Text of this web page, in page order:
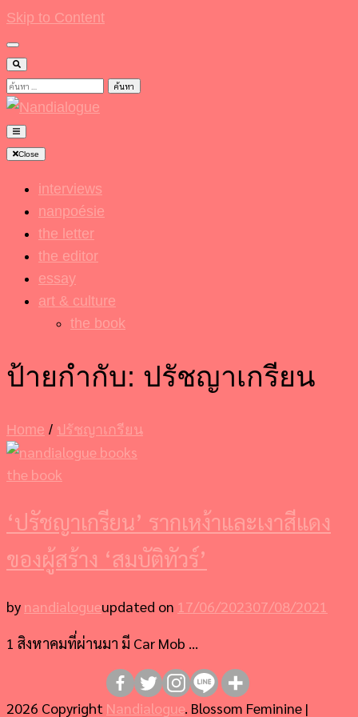
Skip to Content
ค้นหา
สำหรับ:
Nandialogue
Close
interviews
nanpoésie
the letter
the editor
essay
art & culture
the book
ป้ายกำกับ: ปรัชญาเกรียน
Home / ปรัชญาเกรียน
the book
‘ปรัชญาเกรียน’ รากเหง้าและเงาสีแดง
ของผู้สร้าง ‘สมบัติทัวร์’
by nandialogueupdated on 17/06/202307/08/2021
1 สิงหาคมที่ผ่านมา มี Car Mob …
2026 Copyright Nandialogue. Blossom Feminine |